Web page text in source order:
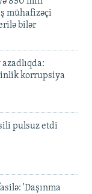
mühafizəçi
bilər
korrupsiya
pulsuz etdi
'Daşınma